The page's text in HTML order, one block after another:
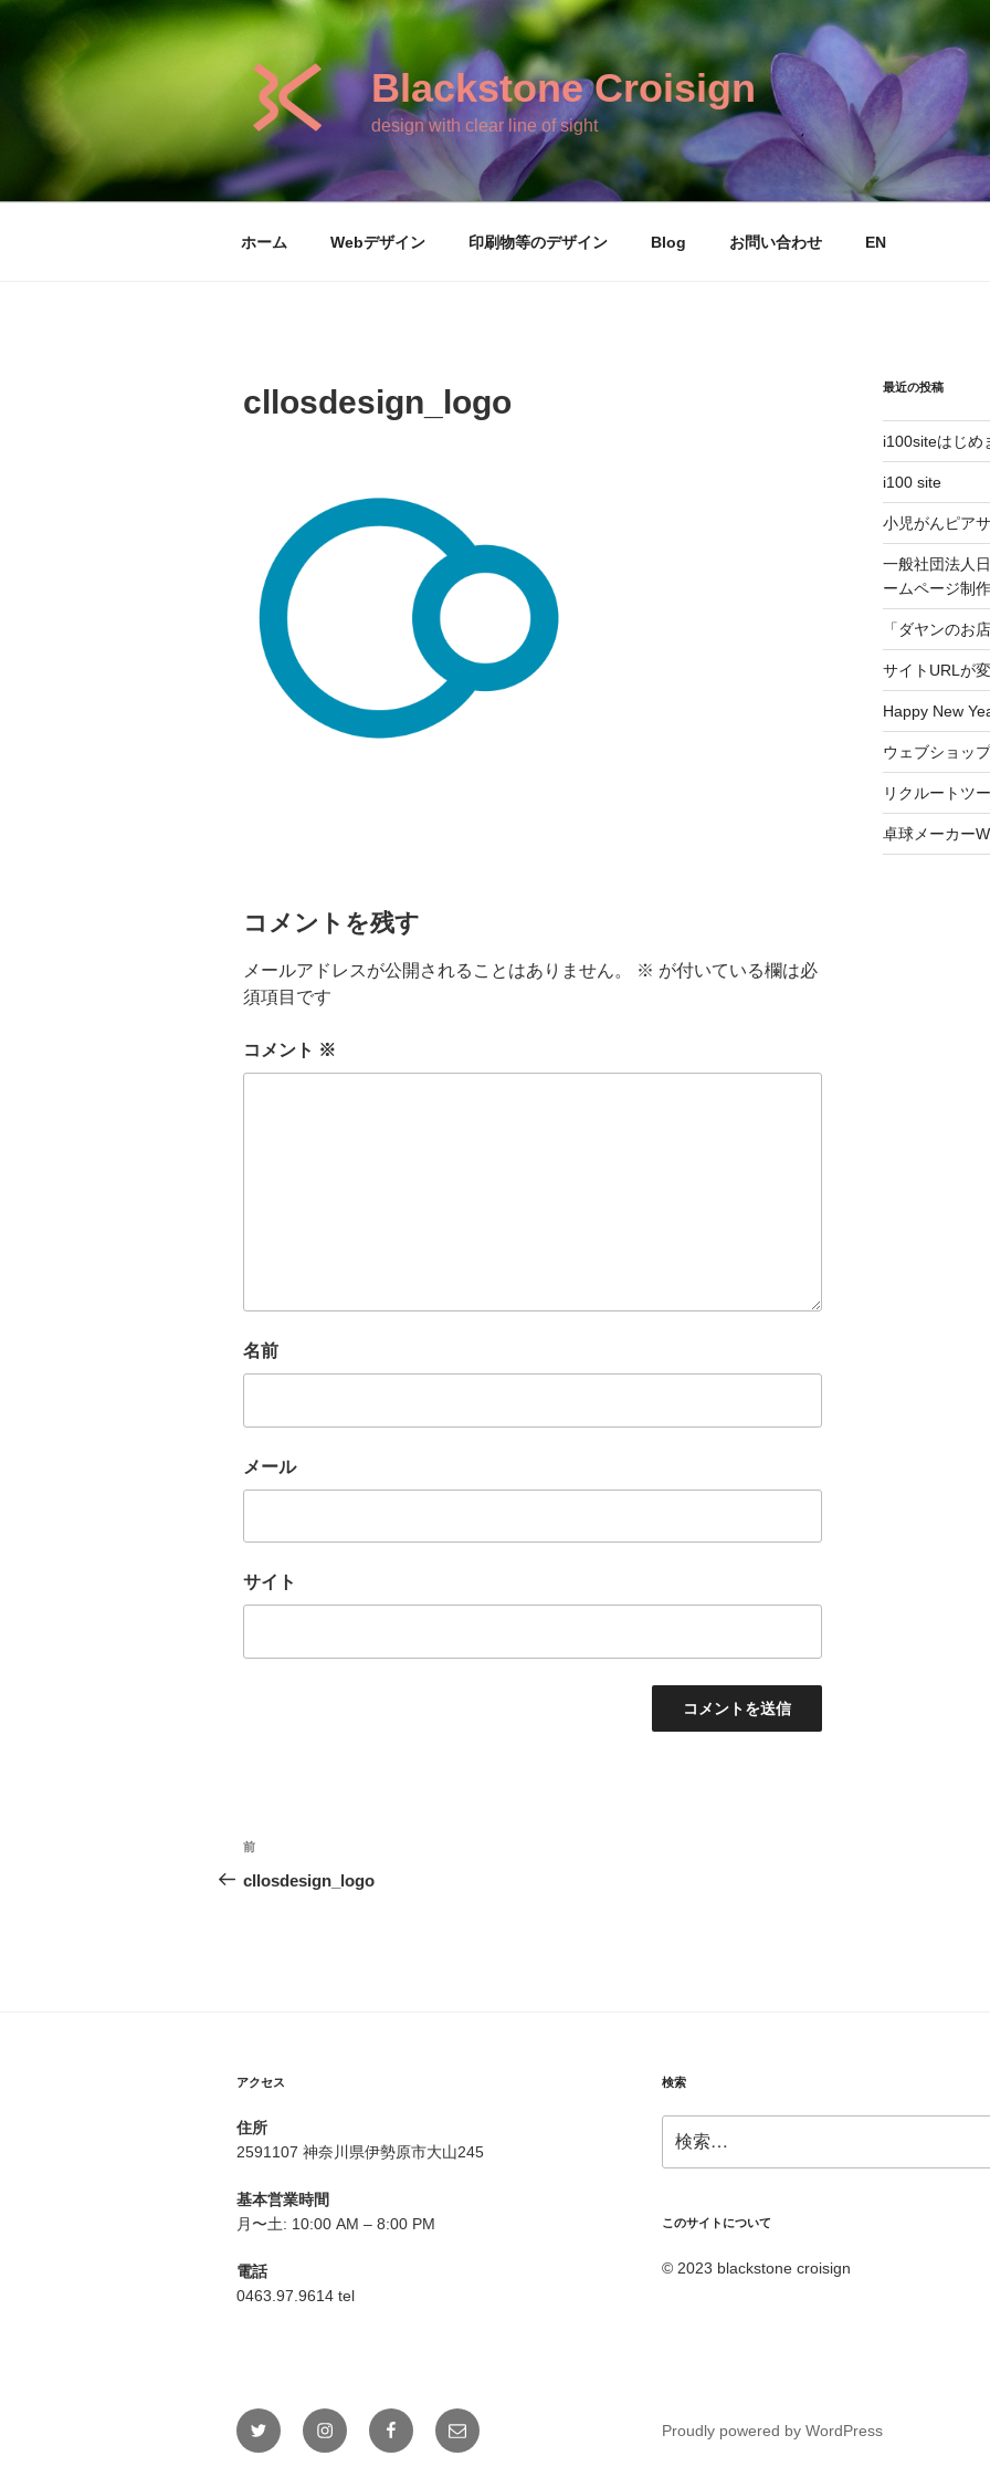
コ
キ
Blackstone Croisign
design with clear line of sight
ホーム Webデザイン 印刷物等のデザイン Blog お問い合わせ EN
cllosdesign_logo
コメントを残す
メールアドレスが公開されることはありません。 ※ が付いている欄は必
須項目です
コメント ※
名前
メール
サイト
投
稿
シ
ョ
ン
前
の
前
cllosdesign_logo
最近の投稿
i100siteはじめ
i100 site
小児がんピア
一般社団法人
ームページ制作
「ダヤンのお
サイトURLが
Happy New
ウェブショップ
リクルートツ
卓球メーカー
アクセス
住所
2591107 神奈川県伊勢原市大山245
基本営業時間
月〜土: 10:00 AM – 8:00 PM
電話
0463.97.9614 tel
検索
索:
このサイトについて
© 2023 blackstone croisign
Twitter InstagramFacebook
メ
ー
Proudly powered by WordPress